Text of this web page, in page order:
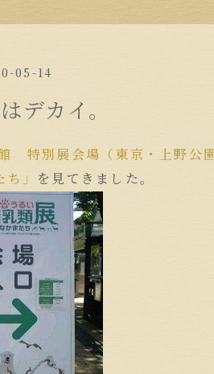
05-14
デカイ。
特別展会場（東京・上野公
」 を見てきました。